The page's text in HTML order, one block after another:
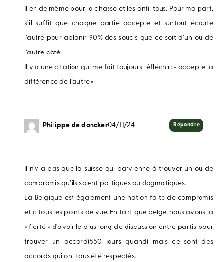
Il en de même pour la chasse et les anti-tous. Pour ma part,
s’il suffit que chaque partie accepte et surtout écoute
l’autre pour aplanir 90% des soucis que ce soit d’un ou de
l’autre côté:
Il y a une citation qui me fait toujours réfléchir: « accepte la
différence de l’autre »
Philippe de doncker04/11/24
Il n’y a pas que la suisse qui parvienne à trouver un ou de
compromis qu’ils soient politiques ou dogmatiques.
La Belgique est également une nation faite de compromis
et à tous les points de vue. En tant que belge, nous avons la
« fierté » d’avoir le plus long de discussion entre partis pour
trouver un accord(550 jours quand) mais ce sont des
accords qui ont tous été respectés.
Répondre